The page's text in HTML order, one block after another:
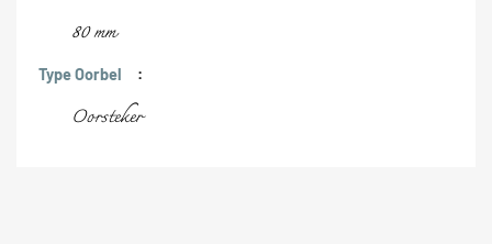
80 mm
Type Oorbel
Oorsteker